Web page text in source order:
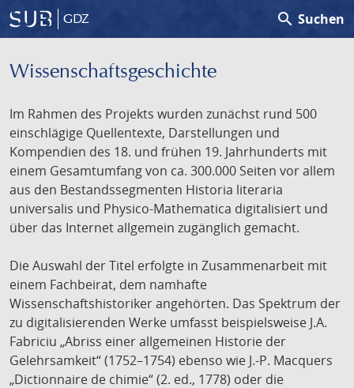
GDZ search Suchen
Wissenschafts­geschichte
Im Rahmen des Projekts wurden zunächst rund 500
einschlägige Quellentexte, Darstellungen und
Kompendien des 18. und frühen 19. Jahrhunderts mit
einem Gesamtumfang von ca. 300.000 Seiten vor allem
aus den Bestandssegmenten Historia literaria
universalis und Physico-Mathematica digitalisiert und
über das Internet allgemein zugänglich gemacht.
Die Auswahl der Titel erfolgte in Zusammenarbeit mit
einem Fachbeirat, dem namhafte
Wissenschaftshistoriker angehörten. Das Spektrum der
zu digitalisierenden Werke umfasst beispielsweise J.A.
Fabriciu „Abriss einer allgemeinen Historie der
Gelehrsamkeit“ (1752–1754) ebenso wie J.-P. Macquers
„Dictionnaire de chimie“ (2. ed., 1778) oder die